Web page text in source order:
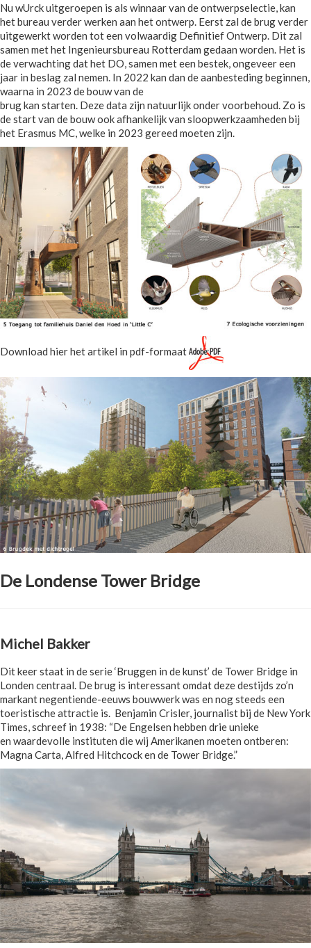
Nu wUrck uitgeroepen is als winnaar van de ontwerpselectie, kan
het bureau verder werken aan het ontwerp. Eerst zal de brug verder
uitgewerkt worden tot een volwaardig Definitief Ontwerp. Dit zal
samen met het Ingenieursbureau Rotterdam gedaan worden. Het is
de verwachting dat het DO, samen met een bestek, ongeveer een
jaar in beslag zal nemen. In 2022 kan dan de aanbesteding beginnen,
waarna in 2023 de bouw van de
brug kan starten. Deze data zijn natuurlijk onder voorbehoud. Zo is
de start van de bouw ook afhankelijk van sloopwerkzaamheden bij
het Erasmus MC, welke in 2023 gereed moeten zijn.
Download hier het artikel in pdf-formaat
De Londense Tower Bridge
Michel Bakker
Dit keer staat in de serie ‘Bruggen in de kunst’ de Tower Bridge in
Londen centraal. De brug is interessant omdat deze destijds zo’n
markant negentiende-eeuws bouwwerk was en nog steeds een
toeristische attractie is. Benjamin Crisler, journalist bij de New York
Times, schreef in 1938: “De Engelsen hebben drie unieke
en waardevolle instituten die wij Amerikanen moeten ontberen:
Magna Carta, Alfred Hitchcock en de Tower Bridge.”